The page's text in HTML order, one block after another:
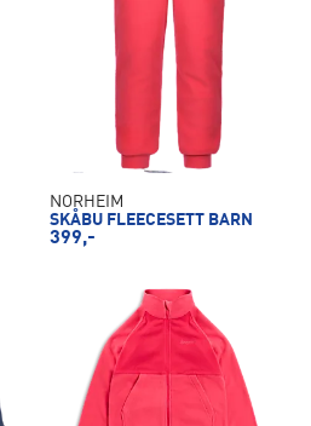
NORHEIM
SKÅBU FLEECESETT BARN
399,-